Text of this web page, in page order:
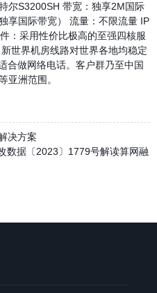
尔S3200SH 带宽：独享2M国际
享国际带宽）
流量：不限流量 IP
：采用性价比极高的至强四核服
世界机房线路对世界各地均稳定
合做网络电话。客户群乃至中国
亚洲范围。
决方案
数据〔2023〕1779号解读算网融